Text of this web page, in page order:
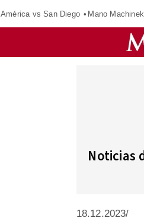
América vs San Diego Mano Machinek
Noticias
18.12.2023/